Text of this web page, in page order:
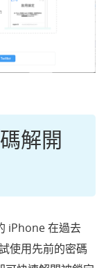
解開
iPhone 在過去
使用先前的密碼